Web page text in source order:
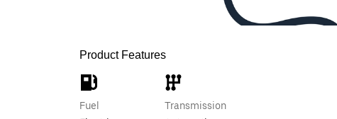
Product Features
Fuel
Transmission